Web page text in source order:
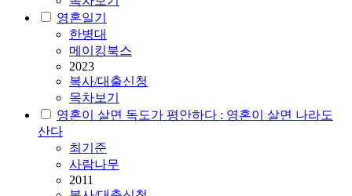
영혼일기
한병대
메이킹북스
2023
복사/대출신청
목차보기
영혼이 살면 독도가 평안하다 : 영혼이 살면 나라도
산다
최기준
사람나무
2011